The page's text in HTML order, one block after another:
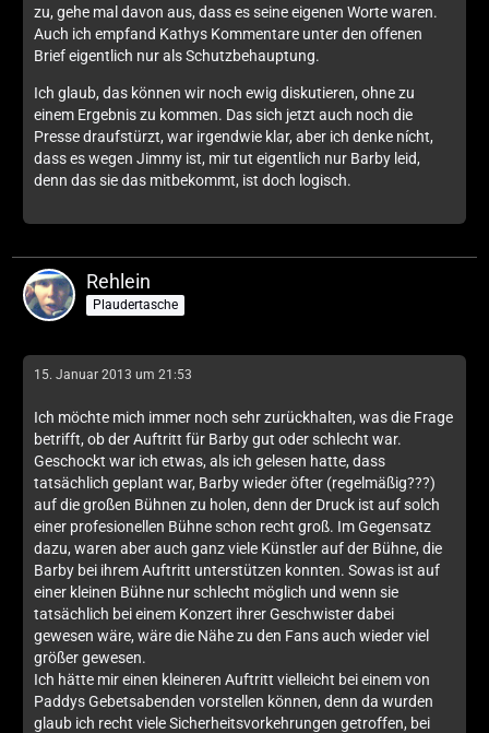
zu, gehe mal davon aus, dass es seine eigenen Worte waren.
Auch ich empfand Kathys Kommentare unter den offenen
Brief eigentlich nur als Schutzbehauptung.
Ich glaub, das können wir noch ewig diskutieren, ohne zu
einem Ergebnis zu kommen. Das sich jetzt auch noch die
Presse draufstürzt, war irgendwie klar, aber ich denke nícht,
dass es wegen Jimmy ist, mir tut eigentlich nur Barby leid,
denn das sie das mitbekommt, ist doch logisch.
Rehlein
Plaudertasche
15. Januar 2013 um 21:53
Ich möchte mich immer noch sehr zurückhalten, was die Frage
betrifft, ob der Auftritt für Barby gut oder schlecht war.
Geschockt war ich etwas, als ich gelesen hatte, dass
tatsächlich geplant war, Barby wieder öfter (regelmäßig???)
auf die großen Bühnen zu holen, denn der Druck ist auf solch
einer profesionellen Bühne schon recht groß. Im Gegensatz
dazu, waren aber auch ganz viele Künstler auf der Bühne, die
Barby bei ihrem Auftritt unterstützen konnten. Sowas ist auf
einer kleinen Bühne nur schlecht möglich und wenn sie
tatsächlich bei einem Konzert ihrer Geschwister dabei
gewesen wäre, wäre die Nähe zu den Fans auch wieder viel
größer gewesen.
Ich hätte mir einen kleineren Auftritt vielleicht bei einem von
Paddys Gebetsabenden vorstellen können, denn da wurden
glaub ich recht viele Sicherheitsvorkehrungen getroffen, bei